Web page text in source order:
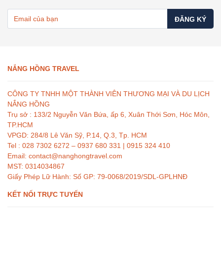
ĐĂNG KÝ
NẮNG HỒNG TRAVEL
CÔNG TY TNHH MỘT THÀNH VIÊN THƯƠNG MẠI VÀ DU LỊCH
NẮNG HỒNG
Trụ sở : 133/2 Nguyễn Văn Bứa, ấp 6, Xuân Thới Sơn, Hóc Môn,
TP.HCM
VPGD: 284/8 Lê Văn Sỹ, P.14, Q.3, Tp. HCM
Tel : 028 7302 6272 – 0937 680 331 | 0915 324 410
Email: contact@nanghongtravel.com
MST: 0314034867
Giấy Phép Lữ Hành: Số GP: 79-0068/2019/SDL-GPLHNĐ
KẾT NỐI TRỰC TUYẾN